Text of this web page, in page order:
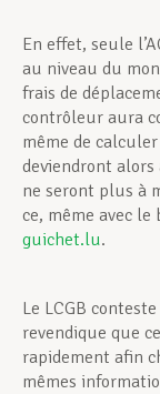
En effet, seule
au niveau du
frais de
contrôleur aura
même de
deviendront
ne seront plus à
ce, même avec le
guichet.lu.
Le LCGB
revendique que
rapidement afin
mêmes